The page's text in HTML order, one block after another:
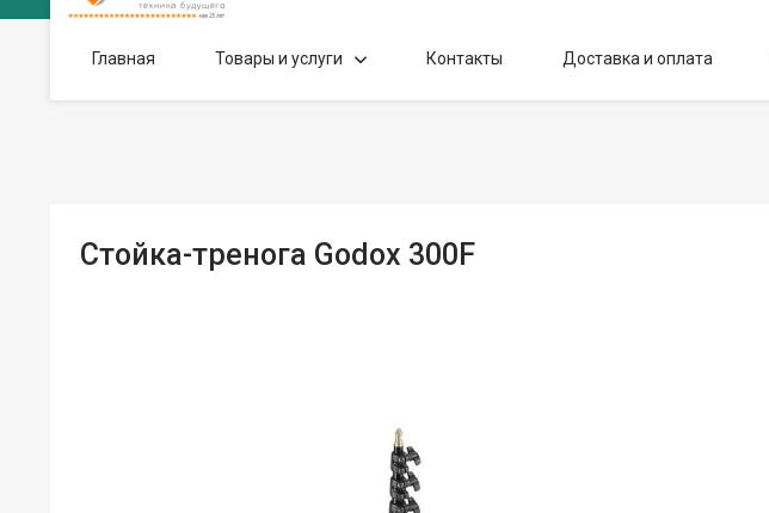
Главная Товары и услуги Контакты Доставка и оплата
Стойка-тренога Godox 300F